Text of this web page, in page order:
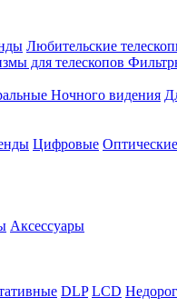
Любительские
для телескопов
Ночного видения
Цифровые Оптические
Аксессуары
DLP LCD